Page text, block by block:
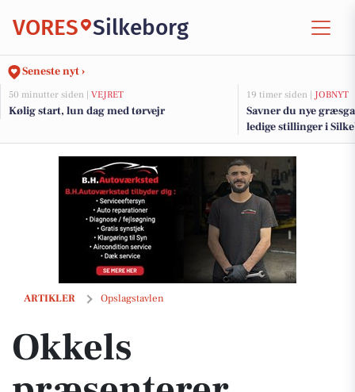
VORES Silkeborg
Seneste nyt ›
50 minutter siden | VEJRET
Kølig start, lun dag med tørvejr
19 timer siden | JOBNYT
Savner du nye
ledige stillinger i
ARTIKLER Opslagstavlen
Okkels præsenterer skildpadde flødebolle is som ugens special
Okkels